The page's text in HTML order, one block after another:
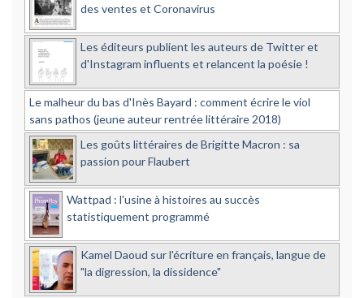
des ventes et Coronavirus
Les éditeurs publient les auteurs de Twitter et
d'Instagram influents et relancent la poésie !
Le malheur du bas d'Inès Bayard : comment écrire le viol
sans pathos (jeune auteur rentrée littéraire 2018)
Les goûts littéraires de Brigitte Macron : sa
passion pour Flaubert
Wattpad : l'usine à histoires au succès
statistiquement programmé
Kamel Daoud sur l'écriture en français, langue de
"la digression, la dissidence"